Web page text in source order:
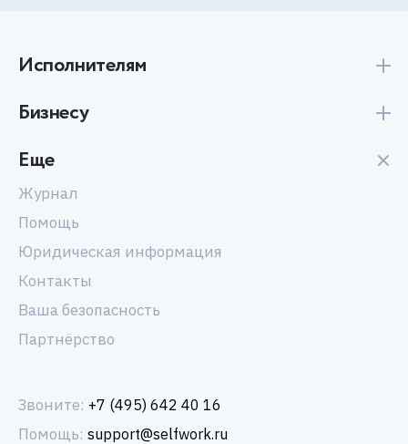
Исполнителям
Бизнесу
Еще
Журнал
Помощь
Юридическая информация
Контакты
Ваша безопасность
Партнёрство
Звоните: +7 (495) 642 40 16
Помощь: support@selfwork.ru